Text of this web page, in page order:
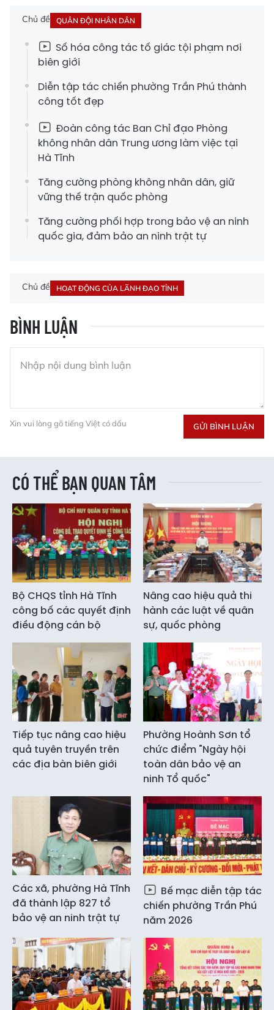
Chủ đề QUÂN ĐỘI NHÂN DÂN
Số hóa công tác tố giác tội phạm nơi
biên giới
Diễn tập tác chiến phường Trần Phú thành
công tốt đẹp
Đoàn công tác Ban Chỉ đạo Phòng
không nhân dân Trung ương làm việc tại
Hà Tĩnh
Tăng cường phòng không nhân dân, giữ
vững thế trận quốc phòng
Tăng cường phối hợp trong bảo vệ an ninh
quốc gia, đảm bảo an ninh trật tự
Chủ đề HOẠT ĐỘNG CỦA LÃNH ĐẠO TỈNH
BÌNH LUẬN
Xin vui lòng gõ tiếng Việt có dấu GỬI BÌNH LUẬN
CÓ THỂ BẠN QUAN TÂM
Bộ CHQS tỉnh Hà Tĩnh
công bố các quyết định
điều động cán bộ
Nâng cao hiệu quả thi
hành các luật về quân
sự, quốc phòng
Tiếp tục nâng cao hiệu
quả tuyên truyền trên
các địa bàn biên giới
Phường Hoành Sơn tổ
chức điểm "Ngày hội
toàn dân bảo vệ an
ninh Tổ quốc"
Các xã, phường Hà Tĩnh
đã thành lập 827 tổ
bảo vệ an ninh trật tự
Bế mạc diễn tập tác
chiến phường Trần Phú
năm 2026